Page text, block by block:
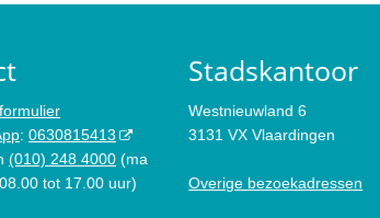
: 0630815413
(010) 248 4000 (ma
tot 17.00 uur)
Stadskantoor
Westnieuwland 6
3131 VX Vlaardingen
Overige bezoekadressen